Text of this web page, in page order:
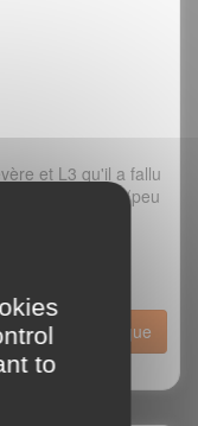
et L3 qu'il a fallu
et fin délicate (peu
Historique
to